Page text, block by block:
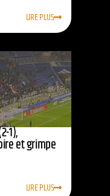
LIRE PLUS
1),
et grimpe
LIRE PLUS